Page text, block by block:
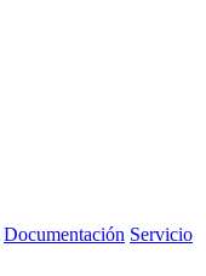
Documentación Servicio